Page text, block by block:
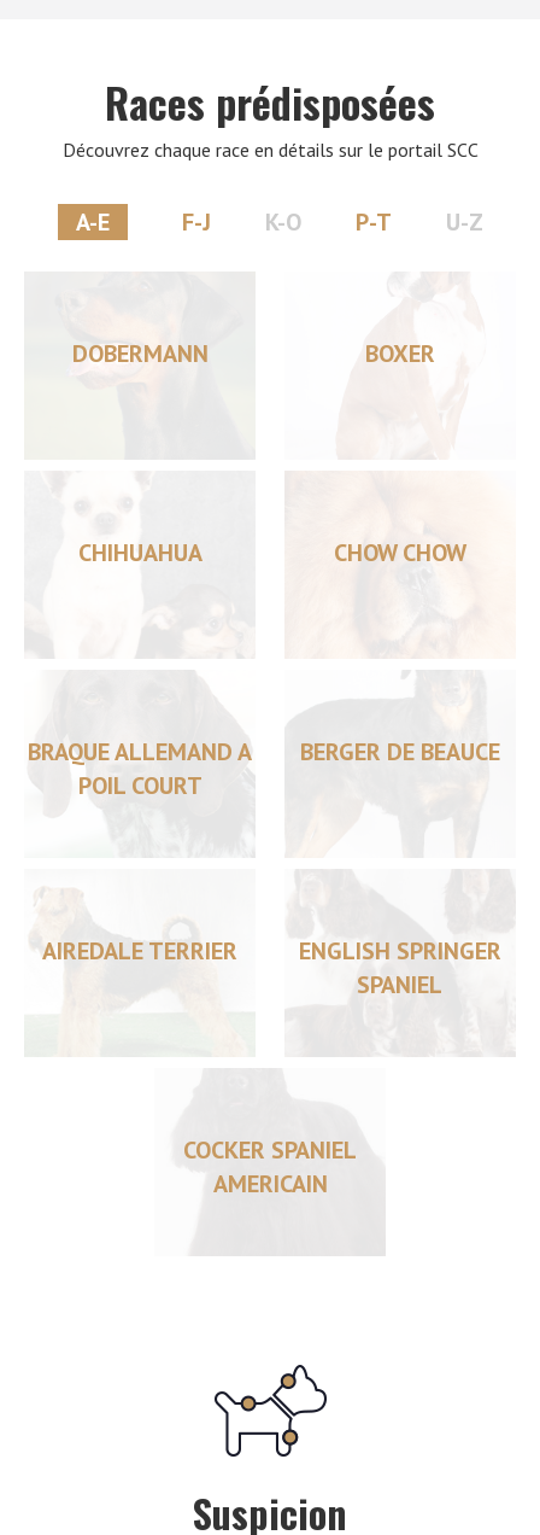
Races prédisposées
Découvrez chaque race en détails sur le portail SCC
A-E F-J K-O P-T U-Z
DOBERMANN BOXER
CHIHUAHUA CHOW CHOW
BRAQUE ALLEMAND A
POIL COURT
BERGER DE BEAUCE
AIREDALE TERRIER
ENGLISH SPRINGER
SPANIEL
COCKER SPANIEL
AMERICAIN
Suspicion